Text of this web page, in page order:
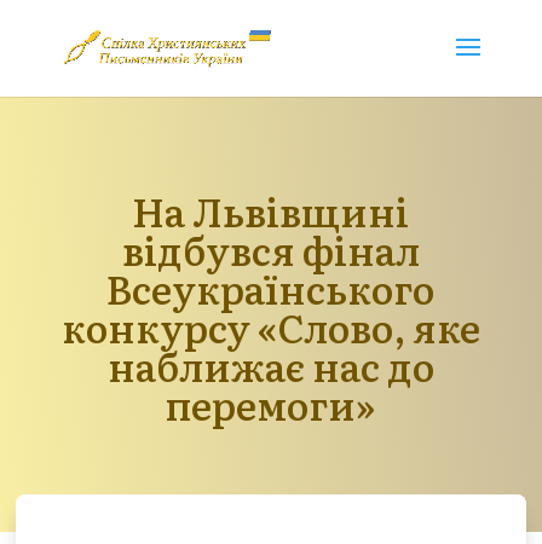
На Львівщині
відбувся фінал
Всеукраїнського
конкурсу «Слово, яке
наближає нас до
перемоги»